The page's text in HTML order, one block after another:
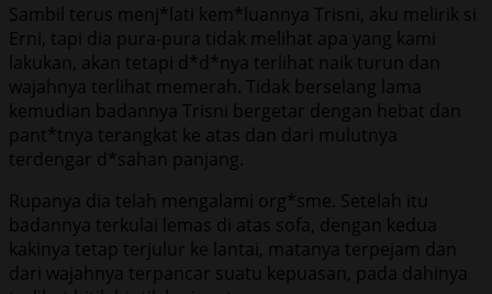
Sambil terus menj*lati kem*luannya Trisni, aku melirik si
Erni, tapi dia pura-pura tidak melihat apa yang kami
lakukan, akan tetapi d*d*nya terlihat naik turun dan
wajahnya terlihat memerah. Tidak berselang lama
kemudian badannya Trisni bergetar dengan hebat dan
pant*tnya terangkat ke atas dan dari mulutnya
terdengar d*sahan panjang.
Rupanya dia telah mengalami org*sme. Setelah itu
badannya terkulai lemas di atas sofa, dengan kedua
kakinya tetap terjulur ke lantai, matanya terpejam dan
dari wajahnya terpancar suatu kepuasan, pada dahinya